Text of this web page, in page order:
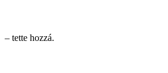
– tette hozzá.